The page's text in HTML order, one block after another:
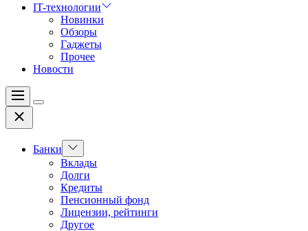
IT-технологии
Новинки
Обзоры
Гаджеты
Прочее
Новости
Меню
Цвет
Закрыть
Банки
Показать
подменю
Вклады
Долги
Кредиты
Пенсионный фонд
Лицензии, рейтинги
Другое